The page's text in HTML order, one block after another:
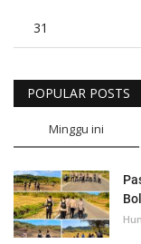
31
POPULAR POSTS
Minggu ini